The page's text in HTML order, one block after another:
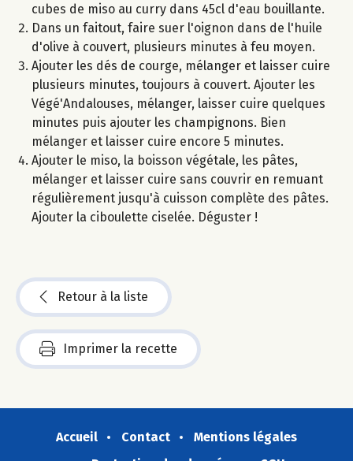
cubes de miso au curry dans 45cl d'eau bouillante.
Dans un faitout, faire suer l'oignon dans de l'huile
d'olive à couvert, plusieurs minutes à feu moyen.
Ajouter les dés de courge, mélanger et laisser cuire
plusieurs minutes, toujours à couvert. Ajouter les
Végé'Andalouses, mélanger, laisser cuire quelques
minutes puis ajouter les champignons. Bien
mélanger et laisser cuire encore 5 minutes.
Ajouter le miso, la boisson végétale, les pâtes,
mélanger et laisser cuire sans couvrir en remuant
régulièrement jusqu'à cuisson complète des pâtes.
Ajouter la ciboulette ciselée. Déguster !
Retour à la liste
Imprimer la recette
Accueil Contact
Mentions légales